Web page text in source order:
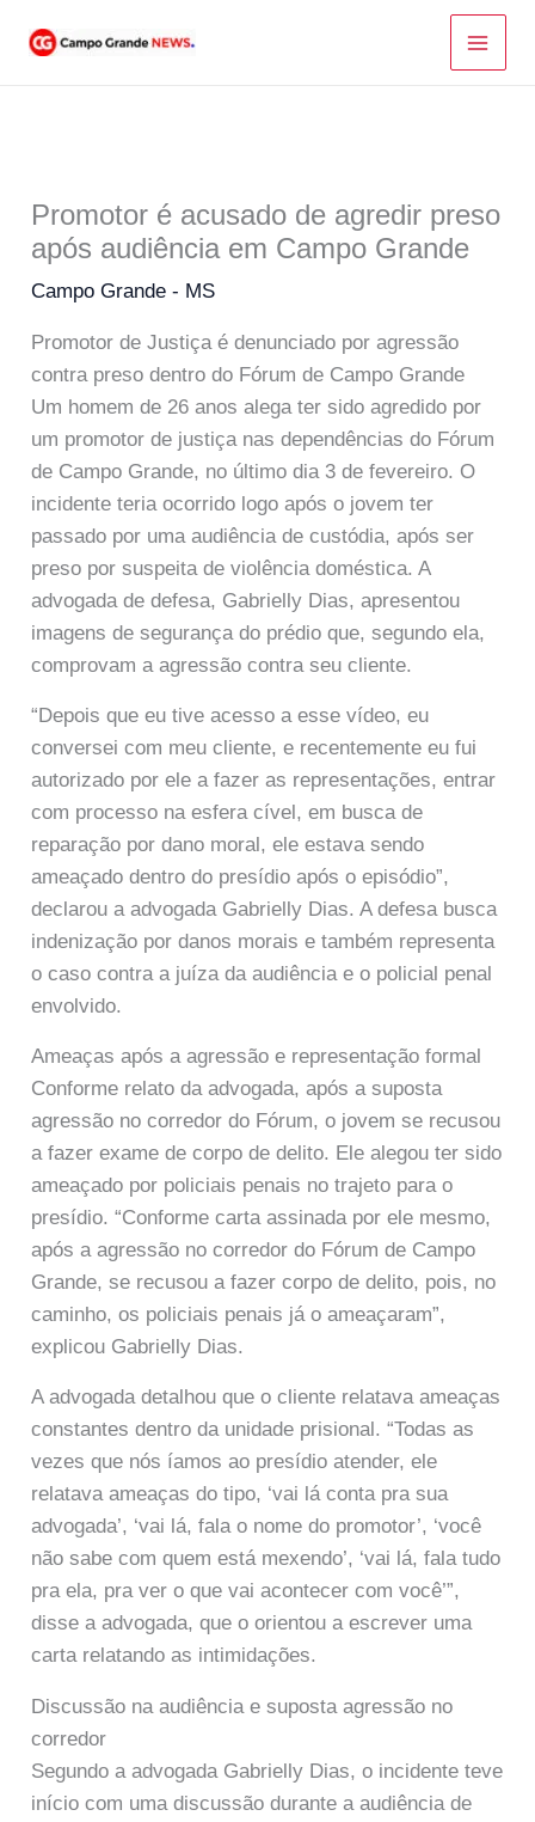
para
Promotor é acusado de agredir preso
após audiência em Campo Grande
Campo Grande - MS
Promotor de Justiça é denunciado por agressão
contra preso dentro do Fórum de Campo Grande
Um homem de 26 anos alega ter sido agredido por
um promotor de justiça nas dependências do Fórum
de Campo Grande, no último dia 3 de fevereiro. O
incidente teria ocorrido logo após o jovem ter
passado por uma audiência de custódia, após ser
preso por suspeita de violência doméstica. A
advogada de defesa, Gabrielly Dias, apresentou
imagens de segurança do prédio que, segundo ela,
comprovam a agressão contra seu cliente.
“Depois que eu tive acesso a esse vídeo, eu
conversei com meu cliente, e recentemente eu fui
autorizado por ele a fazer as representações, entrar
com processo na esfera cível, em busca de
reparação por dano moral, ele estava sendo
ameaçado dentro do presídio após o episódio”,
declarou a advogada Gabrielly Dias. A defesa busca
indenização por danos morais e também representa
o caso contra a juíza da audiência e o policial penal
envolvido.
Ameaças após a agressão e representação formal
Conforme relato da advogada, após a suposta
agressão no corredor do Fórum, o jovem se recusou
a fazer exame de corpo de delito. Ele alegou ter sido
ameaçado por policiais penais no trajeto para o
presídio. “Conforme carta assinada por ele mesmo,
após a agressão no corredor do Fórum de Campo
Grande, se recusou a fazer corpo de delito, pois, no
caminho, os policiais penais já o ameaçaram”,
explicou Gabrielly Dias.
A advogada detalhou que o cliente relatava ameaças
constantes dentro da unidade prisional. “Todas as
vezes que nós íamos ao presídio atender, ele
relatava ameaças do tipo, ‘vai lá conta pra sua
advogada’, ‘vai lá, fala o nome do promotor’, ‘você
não sabe com quem está mexendo’, ‘vai lá, fala tudo
pra ela, pra ver o que vai acontecer com você’”,
disse a advogada, que o orientou a escrever uma
carta relatando as intimidações.
Discussão na audiência e suposta agressão no
corredor
Segundo a advogada Gabrielly Dias, o incidente teve
início com uma discussão durante a audiência de